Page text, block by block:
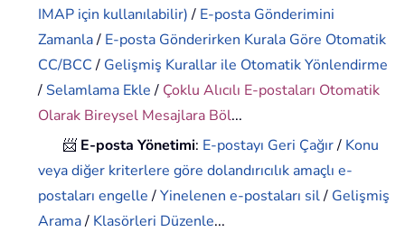
IMAP için kullanılabilir)/ E-posta Gönderimini
Zamanla/ E-posta Gönderirken Kurala Göre Otomatik
CC/BCC/ Gelişmiş Kurallar ile Otomatik Yönlendirme
/ Selamlama Ekle/ Çoklu Alıcılı E-postaları Otomatik
Olarak Bireysel Mesajlara Böl...
📨 E-posta Yönetimi: E-postayı Geri Çağır/ Konu
veya diğer kriterlere göre dolandırıcılık amaçlı e-
postaları engelle/Yinelenen e-postaları sil/ Gelişmiş
Arama/ Klasörleri Düzenle...